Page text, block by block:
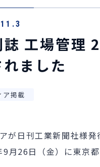
誌 工場管理
ました
ア掲載
が日刊工業新聞社様
月26日（金）に東京